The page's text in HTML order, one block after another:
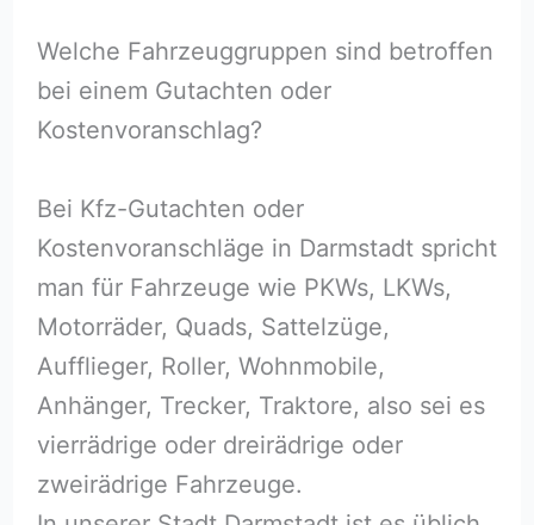
Welche Fahrzeuggruppen sind betroffen
bei einem Gutachten oder
Kostenvoranschlag?
Bei Kfz-Gutachten oder
Kostenvoranschläge in Darmstadt spricht
man für Fahrzeuge wie PKWs, LKWs,
Motorräder, Quads, Sattelzüge,
Aufflieger, Roller, Wohnmobile,
Anhänger, Trecker, Traktore, also sei es
vierrädrige oder dreirädrige oder
zweirädrige Fahrzeuge.